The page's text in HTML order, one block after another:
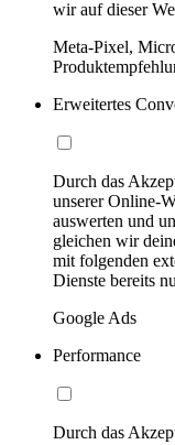
wir auf dieser
Meta-Pixel,
Erweitertes
Durch das
unserer Online-
auswerten und
gleichen wir
mit folgenden
Dienste bereits
Google Ads
Performance
Durch das